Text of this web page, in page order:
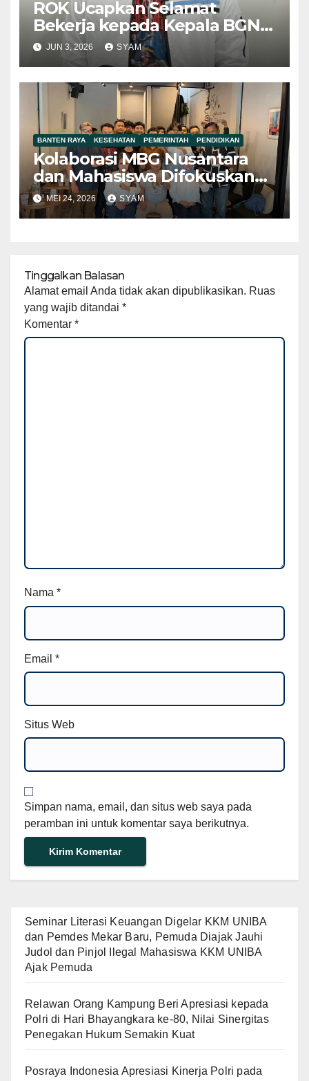
ROK Ucapkan Selamat
Bekerja kepada Kepala BGN
Baru Nanik Sudaryati Deyang
JUN 3, 2026 SYAM
BANTEN RAYA KESEHATAN PEMERINTAH PENDIDIKAN
Kolaborasi MBG Nusantara
dan Mahasiswa Difokuskan
pada Pemetaan Persoalan
Teknis di Akar Rumput
MEI 24, 2026 SYAM
Tinggalkan Balasan
Alamat email Anda tidak akan dipublikasikan. Ruas
yang wajib ditandai *
Komentar *
Nama *
Email *
Situs Web
Simpan nama, email, dan situs web saya pada
peramban ini untuk komentar saya berikutnya.
Seminar Literasi Keuangan Digelar KKM UNIBA
dan Pemdes Mekar Baru, Pemuda Diajak Jauhi
Judol dan Pinjol Ilegal Mahasiswa KKM UNIBA
Ajak Pemuda
Relawan Orang Kampung Beri Apresiasi kepada
Polri di Hari Bhayangkara ke-80, Nilai Sinergitas
Penegakan Hukum Semakin Kuat
Posraya Indonesia Apresiasi Kinerja Polri pada